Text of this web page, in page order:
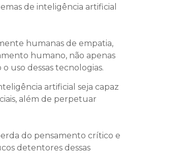
de inteligência artificial
humanas de empatia,
humano, não apenas
uso dessas tecnologias.
artificial seja capaz
além de perpetuar
do pensamento crítico e
detentores dessas